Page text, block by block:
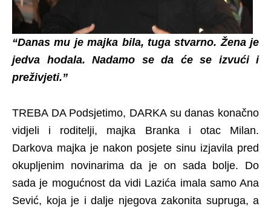
“Danas mu je majka bila, tuga stvarno. Žena je
jedva hodala. Nadamo se da će se izvući i
preživjeti.”
TREBA DA Podsjetimo, DARKA su danas konačno
vidjeli i roditelji, majka Branka i otac Milan.
Darkova majka je nakon posjete sinu izjavila pred
okupljenim novinarima da je on sada bolje. Do
sada je mogućnost da vidi Lazića imala samo Ana
Sević, koja je i dalje njegova zakonita supruga, a